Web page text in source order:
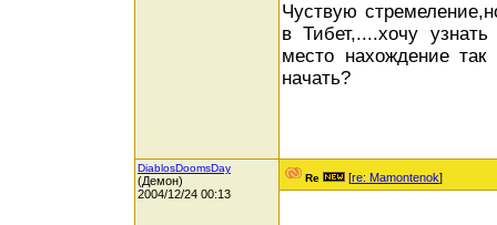
Чуствую
в Тибет,....хочу
место нахождение
начать?
DiablosDoomsDay
(Демон)
2004/12/24 00:13
Re [re: Mamontenok]